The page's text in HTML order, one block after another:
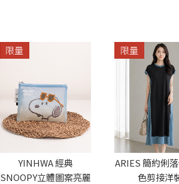
限量
YINHWA 經典
SNOOPY立體圖案亮麗
限量
ARIES 簡約俐
色剪接洋